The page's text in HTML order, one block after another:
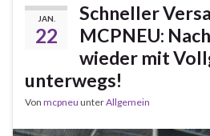
JAN.
22
Schneller
MCPNEU:
wieder mit
unterwegs!
Von mcpneu unterAllgemein